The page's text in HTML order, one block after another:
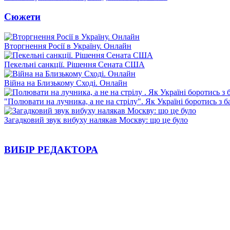
Сюжети
Вторгнення Росії в Україну. Онлайн
Пекельні санкції. Рішення Сената США
Війна на Близькому Сході. Онлайн
"Полювати на лучника, а не на стрілу". Як Україні боротись з
Загадковий звук вибуху налякав Москву: що це було
ВИБІР РЕДАКТОРА